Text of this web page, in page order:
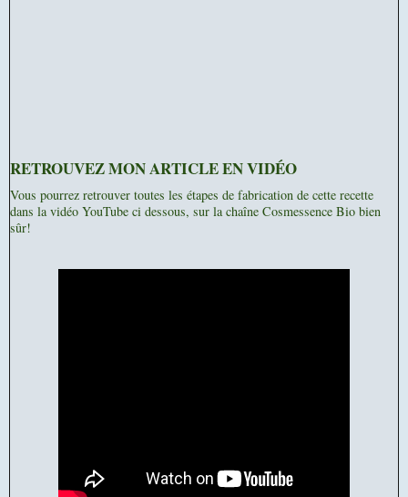
RETROUVEZ MON ARTICLE EN VIDÉO
Vous pourrez retrouver toutes les étapes de fabrication de cette recette
dans la vidéo YouTube ci dessous, sur la chaîne Cosmessence Bio bien
sûr!